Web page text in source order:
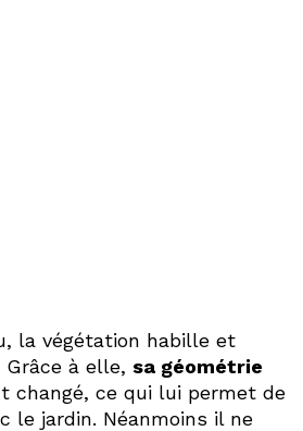
la végétation habille et
Grâce à elle, sa géométrie
changé, ce qui lui permet de
le jardin. Néanmoins il ne